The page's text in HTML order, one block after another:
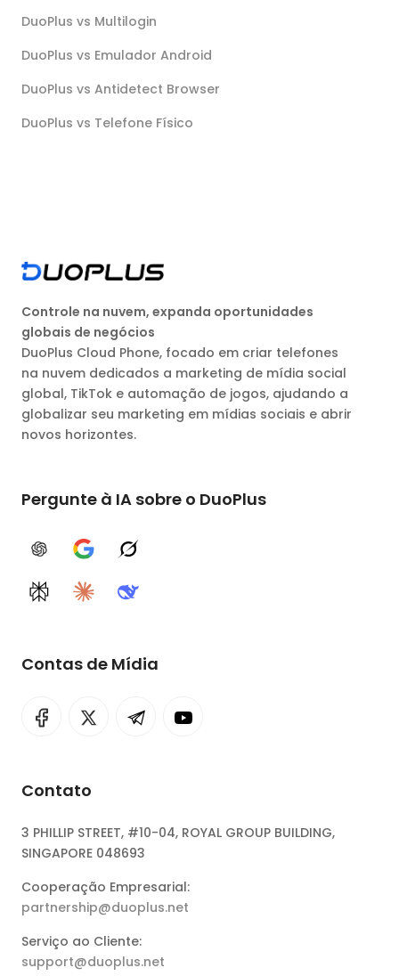
DuoPlus vs Multilogin
DuoPlus vs Emulador Android
DuoPlus vs Antidetect Browser
DuoPlus vs Telefone Físico
Controle na nuvem, expanda oportunidades
globais de negócios
DuoPlus Cloud Phone, focado em criar telefones
na nuvem dedicados a marketing de mídia social
global, TikTok e automação de jogos, ajudando a
globalizar seu marketing em mídias sociais e abrir
novos horizontes.
Pergunte à IA sobre o DuoPlus
ChatGPTGoogle AIGrok
PerplexityClaudeDeepSeek
Contas de Mídia
Contato
3 PHILLIP STREET, #10-04, ROYAL GROUP BUILDING,
SINGAPORE 048693
Cooperação Empresarial:
partnership@duoplus.net
Serviço ao Cliente:
support@duoplus.net